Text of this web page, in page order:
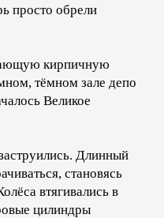
просто обрели
кирпичную
тёмном зале депо
Великое
Длинный
становясь
втягивались в
цилиндры